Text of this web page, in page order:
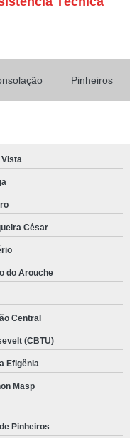
Pinheiros
Vista
César
do Arouche
Central
(CBTU)
Efigênia
Masp
Pinheiros